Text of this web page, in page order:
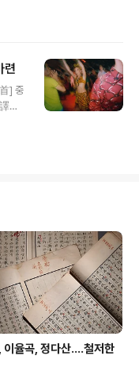
), 복
꽃
녹
숲
련
] 중
評
어
요,
한
되
도록
이율곡, 정다산....철저한